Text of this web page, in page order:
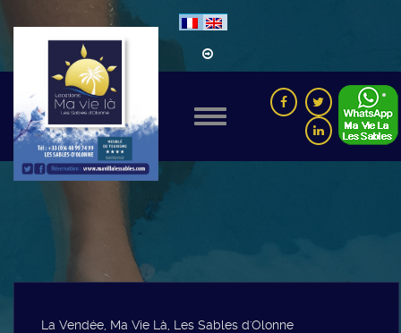
La Vendée, Ma Vie Là, Les Sables d'Olonne